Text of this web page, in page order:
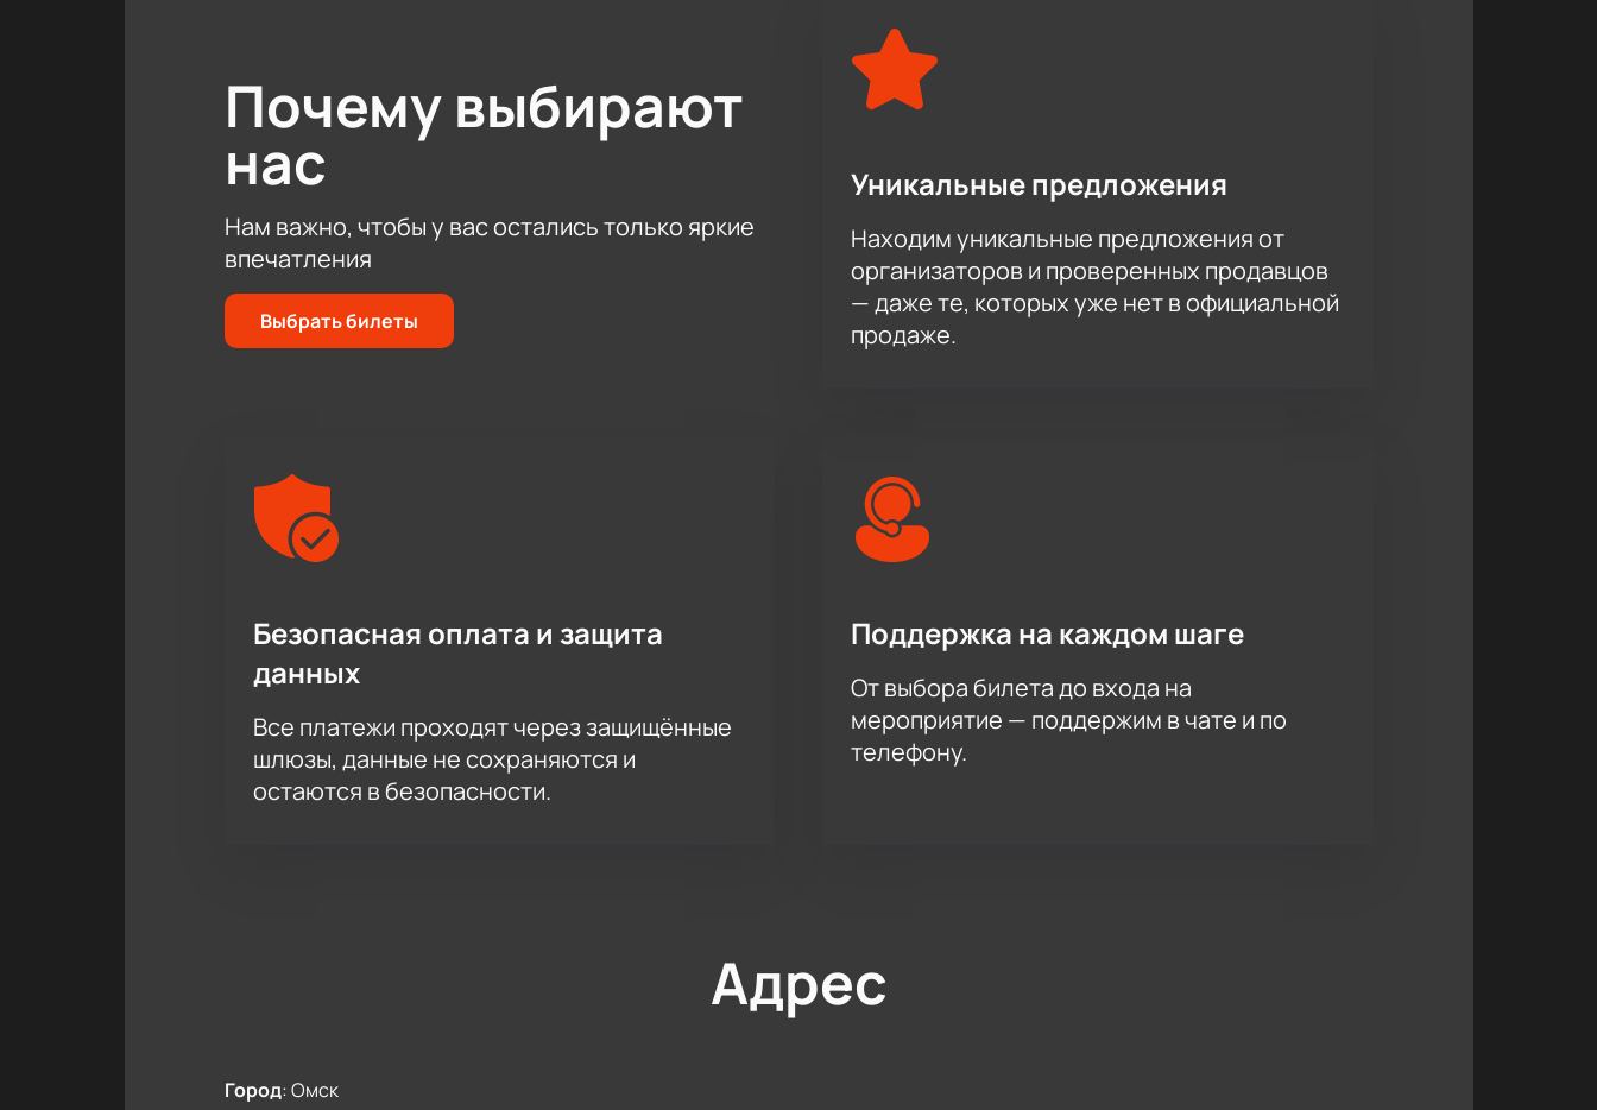
Не упустите шанс стать свидетелем этого захватывающего спортивного события. Купите билеты на нашем сайте и
наслаждайтесь великолепной игрой в комфортных условиях G-Drive Арены.
Почему выбирают
нас
Нам важно, чтобы у вас остались только яркие
впечатления
Выбрать билеты
Уникальные предложения
Находим уникальные предложения от
организаторов и проверенных продавцов
— даже те, которых уже нет в официальной
продаже.
Безопасная оплата и защита
данных
Все платежи проходят через защищённые
шлюзы, данные не сохраняются и
остаются в безопасности.
Поддержка на каждом шаге
От выбора билета до входа на
мероприятие — поддержим в чате и по
телефону.
Адрес
Город:Омск